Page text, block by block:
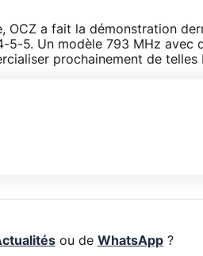
OCZ a fait la démonstration
5-5. Un modèle 793 MHz avec
prochainement de telles
ou de WhatsApp?